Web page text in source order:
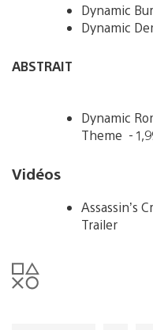
Dynamic
Dynamic
ABSTRAIT
Dynamic
Theme -
Vidéos
Assassin’s
Trailer